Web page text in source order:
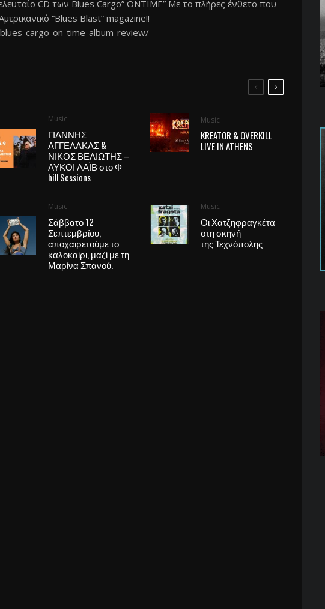
CD των Blues Cargo” ONTIME” Με το πλήρες ένθετο που
“Blues Blast” magazine!!
cargo-on-time-album-review/
Music
ΓΙΑΝΝΗΣ
ΑΓΓΕΛΑΚΑΣ &
ΝΙΚΟΣ ΒΕΛΙΩΤΗΣ –
ΛΥΚΟΙ ΛΑΪΒ στο Φ
hill Sessions
Music
KREATOR & OVERKILL
LIVE IN ATHENS
Music
Σάββατο 12
Σεπτεμβρίου,
αποχαιρετούμε το
καλοκαίρι, μαζί με τη
Μαρίνα Σπανού.
Music
Οι Χατζηφραγκέτα
στη σκηνή
της Τεχνόπολης